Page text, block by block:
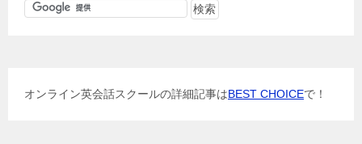
オンライン英会話スクールの詳細記事はBEST CHOICEで！